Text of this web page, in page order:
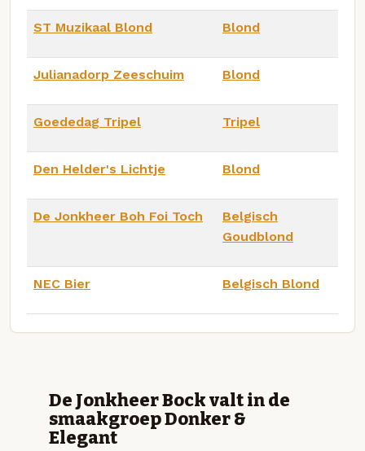
ST Muzikaal Blond Blond
Julianadorp Zeeschuim Blond
Goededag Tripel Tripel
Den Helder's Lichtje Blond
De Jonkheer Boh Foi Toch
Belgisch
Goudblond
NEC Bier Belgisch Blond
De Jonkheer Bock valt in de
smaakgroep Donker &
Elegant